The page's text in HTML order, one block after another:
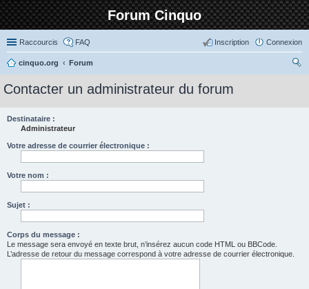
Forum Cinquo
Raccourcis FAQ Connexion
Inscription
cinquo.org
Forum
Contacter un administrateur du forum
Destinataire :
Administrateur
Votre adresse de courrier électronique :
Votre nom :
Sujet :
Corps du message :
Le message sera envoyé en texte brut, n’insérez aucun code HTML ou BBCode.
L’adresse de retour du message correspond à votre adresse de courrier électronique.